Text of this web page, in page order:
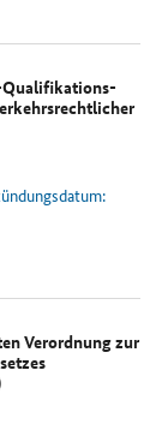
Qualifikations-
Verordnung zur